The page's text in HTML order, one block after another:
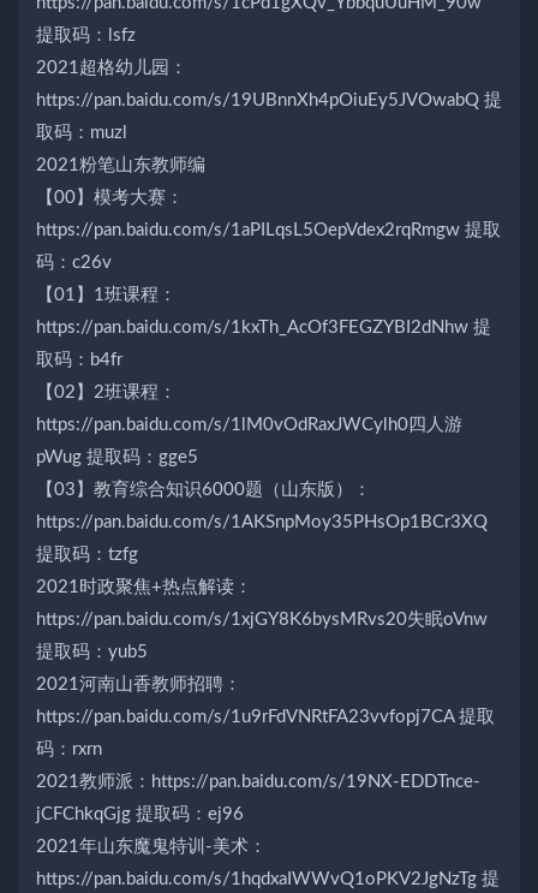
提取码：lsfz
2021超格幼儿园：
https://pan.baidu.com/s/19UBnnXh4pOiuEy5JVOwabQ 提
取码：muzl
2021粉笔山东教师编
【00】模考大赛：
https://pan.baidu.com/s/1aPILqsL5OepVdex2rqRmgw 提取
码：c26v
【01】1班课程：
https://pan.baidu.com/s/1kxTh_AcOf3FEGZYBI2dNhw 提
取码：b4fr
【02】2班课程：
https://pan.baidu.com/s/1lM0vOdRaxJWCylh0四人游
pWug 提取码：gge5
【03】教育综合知识6000题（山东版）：
https://pan.baidu.com/s/1AKSnpMoy35PHsOp1BCr3XQ
提取码：tzfg
2021时政聚焦+热点解读：
https://pan.baidu.com/s/1xjGY8K6bysMRvs20失眠oVnw
提取码：yub5
2021河南山香教师招聘：
https://pan.baidu.com/s/1u9rFdVNRtFA23vvfopj7CA 提取
码：rxrn
2021教师派：https://pan.baidu.com/s/19NX-EDDTnce-
jCFChkqGjg 提取码：ej96
2021年山东魔鬼特训-美术：
https://pan.baidu.com/s/1hqdxaIWWvQ1oPKV2JgNzTg 提